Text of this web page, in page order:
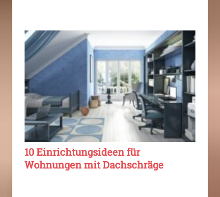
10 Einrichtungsideen für
Wohnungen mit Dachschräge